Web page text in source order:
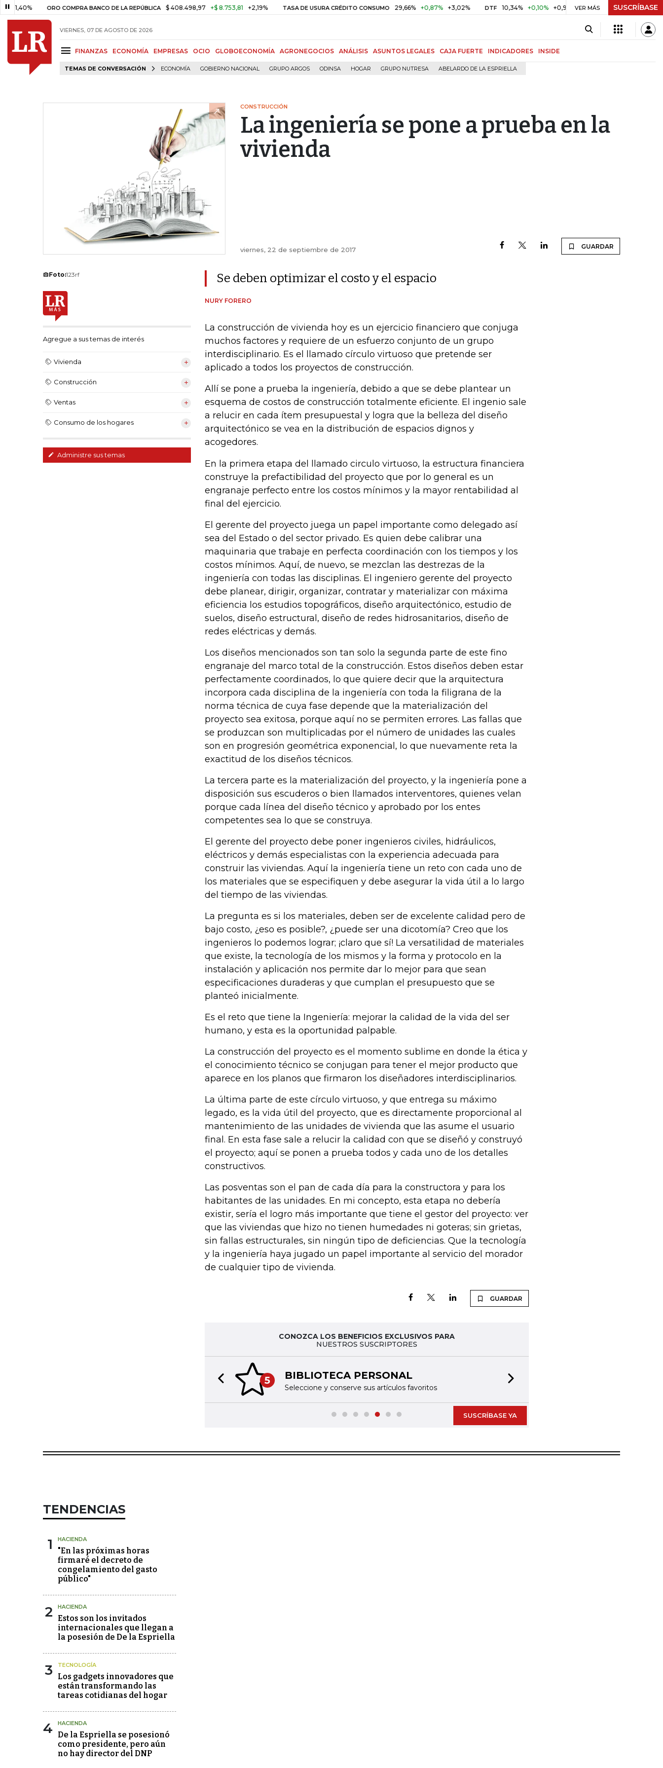
ORO COMPRA BANCO DE LA REPÚBLICA $ 408.498,97 +$ 8.753,81 +2,19% TASA DE USURA CRÉDITO CONSUMO 29,66% +0,87% +3,02% DTF 10,34% +0,10% +0,98% UVR $ 416,91 +$ 0,05 +0,01%
VER MÁS SUSCRÍBASE
VIERNES, 07 DE AGOSTO DE 2026
FINANZAS ECONOMÍA EMPRESAS OCIO GLOBOECONOMÍA AGRONEGOCIOS ANÁLISIS ASUNTOS LEGALES CAJA FUERTE INDICADORES INSIDE
TEMAS DE CONVERSACIÓN ECONOMÍA GOBIERNO NACIONAL GRUPO ARGOS ODINSA HOGAR GRUPO NUTRESA ABELARDO DE LA ESPRIELLA
CONSTRUCCIÓN
La ingeniería se pone a prueba en la
vivienda
viernes, 22 de septiembre de 2017 GUARDAR
Foto:123rf
Agregue a sus temas de interés
Vivienda
Construcción
Ventas
Consumo de los hogares
Administre sus temas
Se deben optimizar el costo y el espacio
NURY FORERO
La construcción de vivienda hoy es un ejercicio financiero que conjuga
muchos factores y requiere de un esfuerzo conjunto de un grupo
interdisciplinario. Es el llamado círculo virtuoso que pretende ser
aplicado a todos los proyectos de construcción.
Allí se pone a prueba la ingeniería, debido a que se debe plantear un
esquema de costos de construcción totalmente eficiente. El ingenio sale
a relucir en cada ítem presupuestal y logra que la belleza del diseño
arquitectónico se vea en la distribución de espacios dignos y
acogedores.
En la primera etapa del llamado circulo virtuoso, la estructura financiera
construye la prefactibilidad del proyecto que por lo general es un
engranaje perfecto entre los costos mínimos y la mayor rentabilidad al
final del ejercicio.
El gerente del proyecto juega un papel importante como delegado así
sea del Estado o del sector privado. Es quien debe calibrar una
maquinaria que trabaje en perfecta coordinación con los tiempos y los
costos mínimos. Aquí, de nuevo, se mezclan las destrezas de la
ingeniería con todas las disciplinas. El ingeniero gerente del proyecto
debe planear, dirigir, organizar, contratar y materializar con máxima
eficiencia los estudios topográficos, diseño arquitectónico, estudio de
suelos, diseño estructural, diseño de redes hidrosanitarios, diseño de
redes eléctricas y demás.
Los diseños mencionados son tan solo la segunda parte de este fino
engranaje del marco total de la construcción. Estos diseños deben estar
perfectamente coordinados, lo que quiere decir que la arquitectura
incorpora cada disciplina de la ingeniería con toda la filigrana de la
norma técnica de cuya fase depende que la materialización del
proyecto sea exitosa, porque aquí no se permiten errores. Las fallas que
se produzcan son multiplicadas por el número de unidades las cuales
son en progresión geométrica exponencial, lo que nuevamente reta la
exactitud de los diseños técnicos.
La tercera parte es la materialización del proyecto, y la ingeniería pone a
disposición sus escuderos o bien llamados interventores, quienes velan
porque cada línea del diseño técnico y aprobado por los entes
competentes sea lo que se construya.
El gerente del proyecto debe poner ingenieros civiles, hidráulicos,
eléctricos y demás especialistas con la experiencia adecuada para
construir las viviendas. Aquí la ingeniería tiene un reto con cada uno de
los materiales que se especifiquen y debe asegurar la vida útil a lo largo
del tiempo de las viviendas.
La pregunta es si los materiales, deben ser de excelente calidad pero de
bajo costo, ¿eso es posible?, ¿puede ser una dicotomía? Creo que los
ingenieros lo podemos lograr; ¡claro que sí! La versatilidad de materiales
que existe, la tecnología de los mismos y la forma y protocolo en la
instalación y aplicación nos permite dar lo mejor para que sean
especificaciones duraderas y que cumplan el presupuesto que se
planteó inicialmente.
Es el reto que tiene la Ingeniería: mejorar la calidad de la vida del ser
humano, y esta es la oportunidad palpable.
La construcción del proyecto es el momento sublime en donde la ética y
el conocimiento técnico se conjugan para tener el mejor producto que
aparece en los planos que firmaron los diseñadores interdisciplinarios.
La última parte de este círculo virtuoso, y que entrega su máximo
legado, es la vida útil del proyecto, que es directamente proporcional al
mantenimiento de las unidades de vivienda que las asume el usuario
final. En esta fase sale a relucir la calidad con que se diseñó y construyó
el proyecto; aquí se ponen a prueba todos y cada uno de los detalles
constructivos.
Las posventas son el pan de cada día para la constructora y para los
habitantes de las unidades. En mi concepto, esta etapa no debería
existir, sería el logro más importante que tiene el gestor del proyecto: ver
que las viviendas que hizo no tienen humedades ni goteras; sin grietas,
sin fallas estructurales, sin ningún tipo de deficiencias. Que la tecnología
y la ingeniería haya jugado un papel importante al servicio del morador
de cualquier tipo de vivienda.
GUARDAR
CONOZCA LOS BENEFICIOS EXCLUSIVOS PARA
NUESTROS SUSCRIPTORES
5 BIBLIOTECA PERSONAL
Seleccione y conserve sus artículos favoritos
Previous slide
SUSCRÍBASE YA
TENDENCIAS
1 HACIENDA
"En las próximas horas
firmaré el decreto de
congelamiento del gasto
público"
2 HACIENDA
Estos son los invitados
internacionales que llegan a
la posesión de De la Espriella
3 TECNOLOGÍA
Los gadgets innovadores que
están transformando las
tareas cotidianas del hogar
4 HACIENDA
De la Espriella se posesionó
como presidente, pero aún
no hay director del DNP